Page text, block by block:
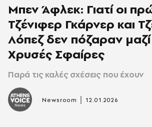
Μπεν Άφλεκ: Γιατί οι
Τζένιφερ Γκάρνερ και
Λόπεζ δεν πόζαραν μαζί
Χρυσές Σφαίρες
Παρά τις καλές σχέσεις που έχουν
Newsroom 12.01.2026